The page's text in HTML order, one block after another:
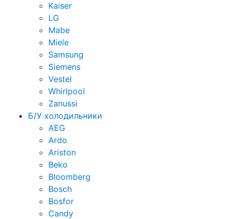
Kaiser
LG
Mabe
Miele
Samsung
Siemens
Vestel
Whirlpool
Zanussi
Б/У холодильники
AEG
Ardo
Ariston
Beko
Bloomberg
Bosch
Bosfor
Candy